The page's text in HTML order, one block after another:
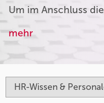
Um im Anschluss die
mehr